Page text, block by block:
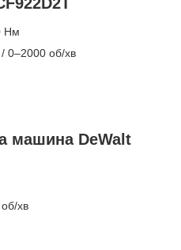
Нм
0–2000 об/хв
машина DeWalt
хв